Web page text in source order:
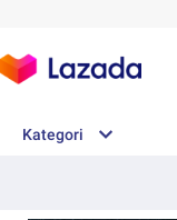
Kategori